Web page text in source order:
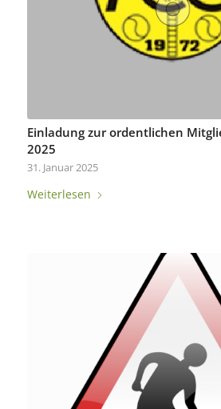
Einladung zur ordentlichen
2025
31. Januar 2025
Weiterlesen